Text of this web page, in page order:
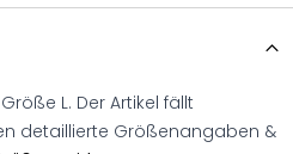
L. Der Artikel fällt
detaillierte Größenangaben &